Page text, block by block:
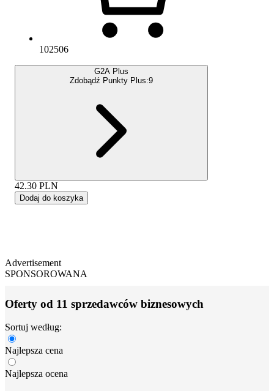
102506
G2A Plus
Zdobądź Punkty Plus:9
42.30 PLN
Dodaj do koszyka
Advertisement
SPONSOROWANA
Oferty od 11 sprzedawców biznesowych
Sortuj według:
Najlepsza cena
Najlepsza ocena